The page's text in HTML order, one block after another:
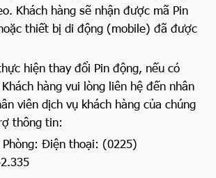
Khách hàng sẽ nhận được mã Pin
thiết bị di động (mobile) đã được
hiện thay đổi Pin động, nếu có
hàng vui lòng liên hệ đến nhân
viên dịch vụ khách hàng của chúng
thông tin:
Điện thoại: (0225)